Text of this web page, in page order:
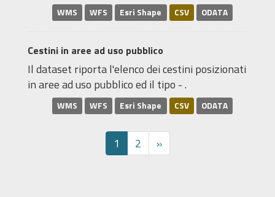
WMS WFS Esri Shape CSV ODATA
Cestini in aree ad uso pubblico
Il dataset riporta l'elenco dei cestini posizionati
in aree ad uso pubblico ed il tipo - .
WMS WFS Esri Shape CSV ODATA
1 2 »